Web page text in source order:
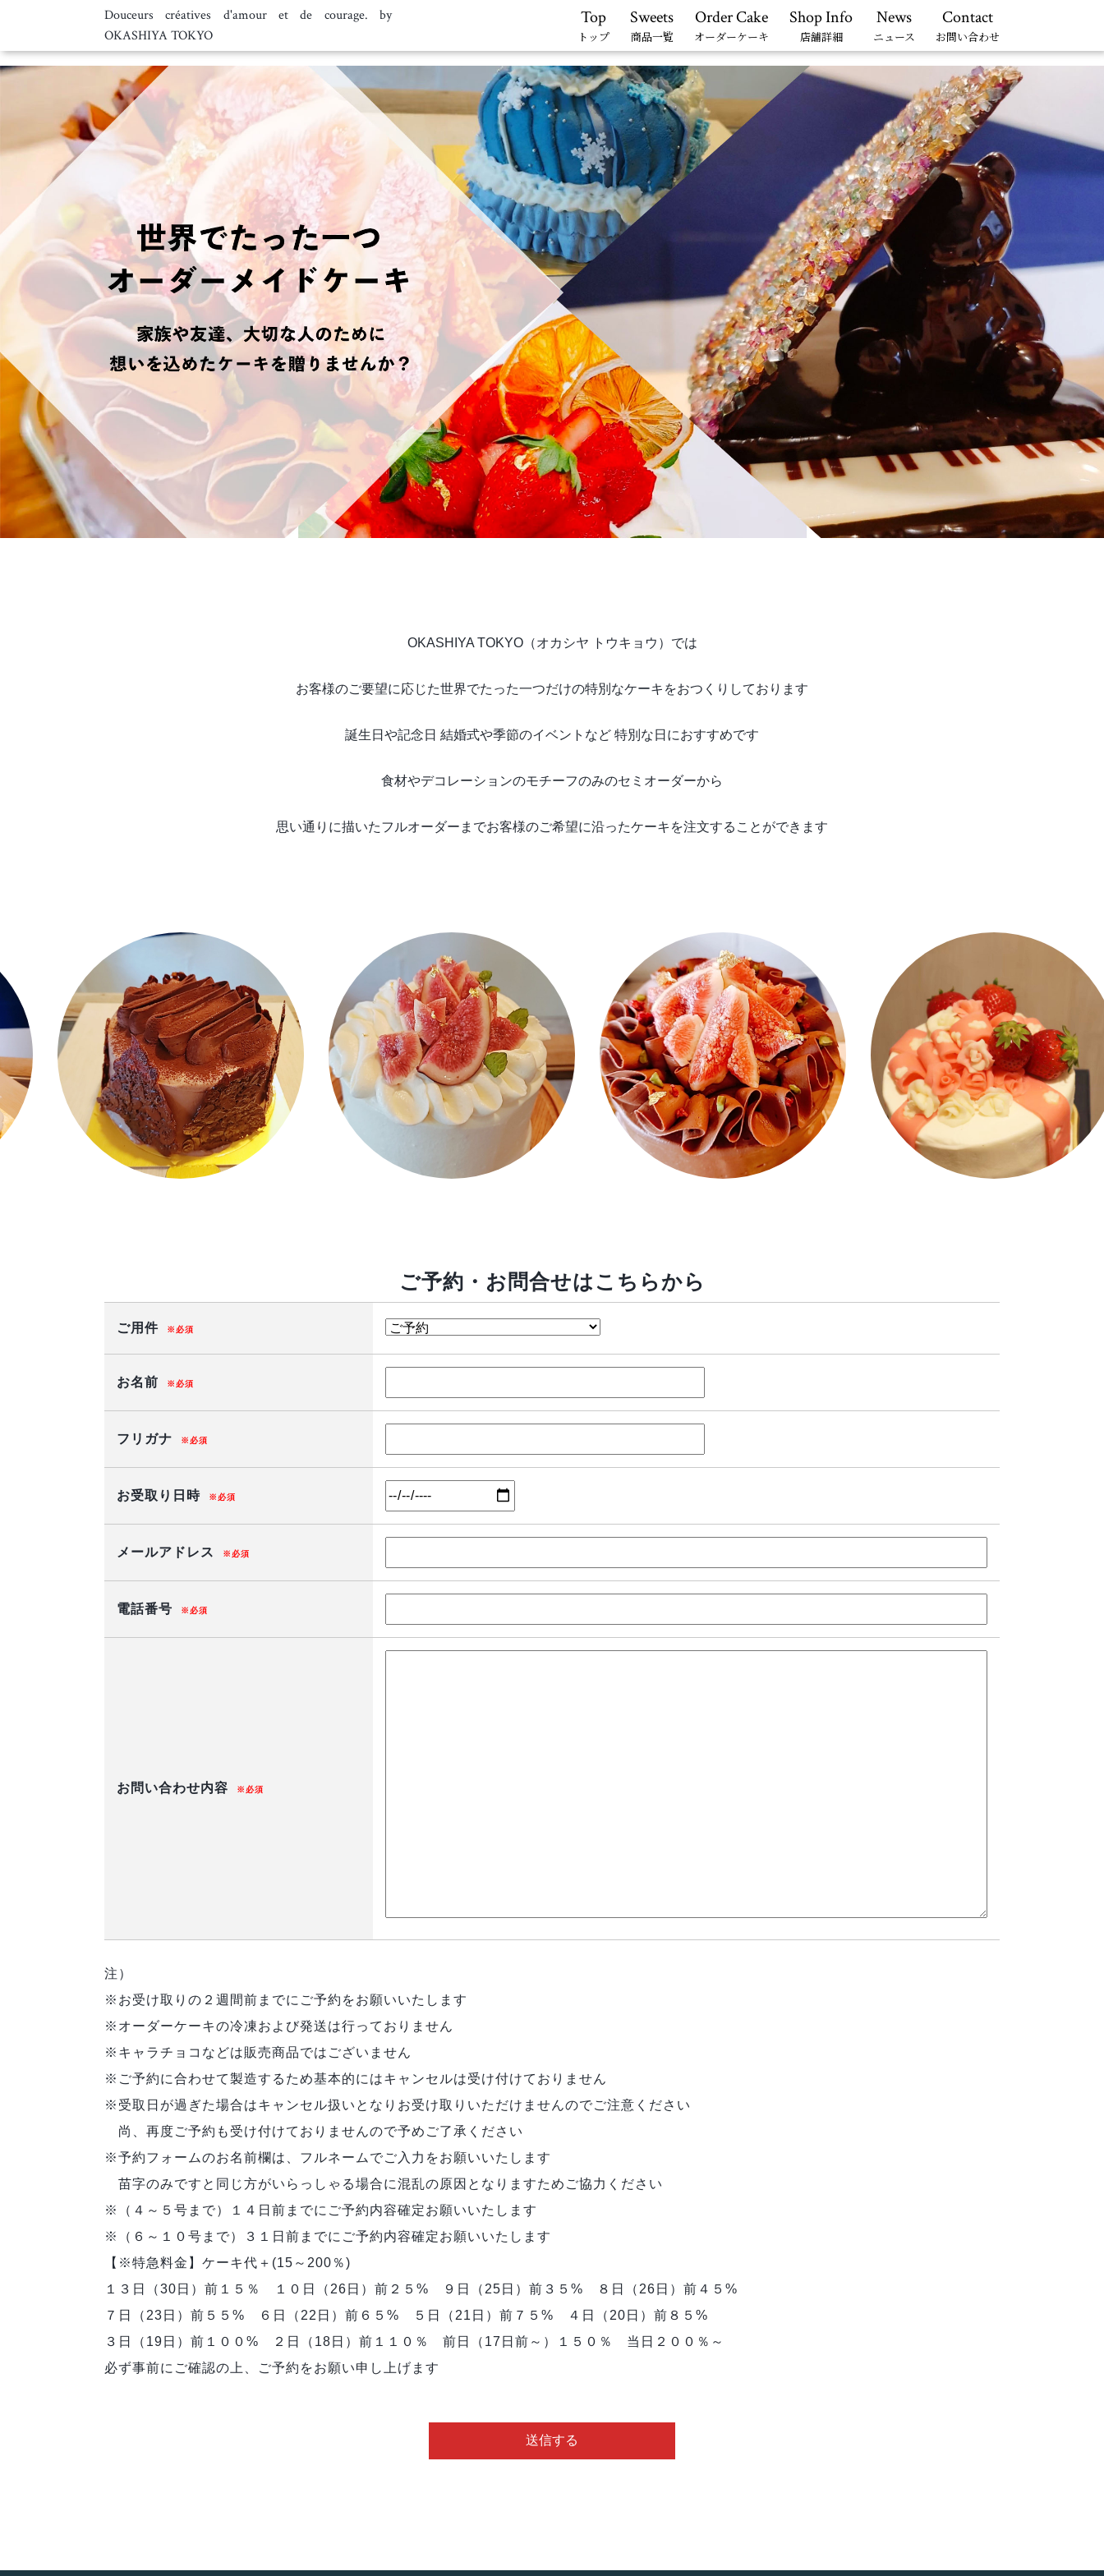
Douceurs créatives d'amour et de courage. by
OKASHIYA TOKYO
Top
トップ
Sweets
商品一覧
Order Cake
オーダーケーキ
Shop Info
店舗詳細
News
ニュース
Contact
お問い合わせ
OKASHIYA TOKYO（オカシヤ トウキョウ）では
お客様のご要望に応じた世界でたった一つだけの特別なケーキをおつくりしております
誕生日や記念日 結婚式や季節のイベントなど 特別な日におすすめです
食材やデコレーションのモチーフのみのセミオーダーから
思い通りに描いたフルオーダーまでお客様のご希望に沿ったケーキを注文することができます
ご予約・お問合せはこちらから
ご用件 ※必須
お名前 ※必須
フリガナ ※必須
お受取り日時 ※必須
メールアドレス ※必須
電話番号 ※必須
お問い合わせ内容 ※必須
注）
※お受け取りの２週間前までにご予約をお願いいたします
※オーダーケーキの冷凍および発送は行っておりません
※キャラチョコなどは販売商品ではございません
※ご予約に合わせて製造するため基本的にはキャンセルは受け付けておりません
※受取日が過ぎた場合はキャンセル扱いとなりお受け取りいただけませんのでご注意ください
尚、再度ご予約も受け付けておりませんので予めご了承ください
※予約フォームのお名前欄は、フルネームでご入力をお願いいたします
苗字のみですと同じ方がいらっしゃる場合に混乱の原因となりますためご協力ください
※（４～５号まで）１４日前までにご予約内容確定お願いいたします
※（６～１０号まで）３１日前までにご予約内容確定お願いいたします
【※特急料金】ケーキ代＋(15～200％)
１３日（30日）前１５％ １０日（26日）前２５% ９日（25日）前３５% ８日（26日）前４５%
７日（23日）前５５% ６日（22日）前６５% ５日（21日）前７５% ４日（20日）前８５%
３日（19日）前１００% ２日（18日）前１１０％ 前日（17日前～）１５０％ 当日２００％～
必ず事前にご確認の上、ご予約をお願い申し上げます